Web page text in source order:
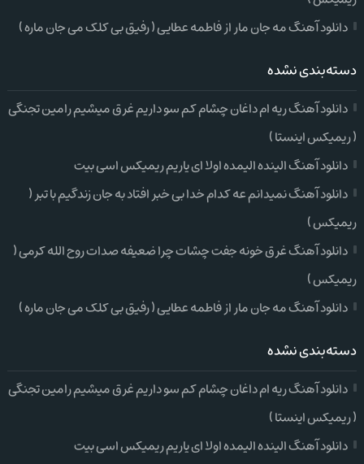
دانلود آهنگ مه جان مار از فاطمه عطایی ( رفیق بی کلک می جان ماره )
دسته‌بندی نشده
دانلود آهنگ ریه ام داغان چشام کم سو داریم غرق میشیم رامین تجنگی
( ریمیکس اینستا )
دانلود آهنگ الینده الیمده اولا ای یاریم ریمیکس اسی بیت
دانلود آهنگ نمیدانم عه کدام خدا بی خبر افتاد به جان زندگیم با تبر (
ریمیکس )
دانلود آهنگ غرق خونه جفت چشات چرا ضعیفه صدات روح الله کرمی (
ریمیکس )
دانلود آهنگ مه جان مار از فاطمه عطایی ( رفیق بی کلک می جان ماره )
دسته‌بندی نشده
دانلود آهنگ ریه ام داغان چشام کم سو داریم غرق میشیم رامین تجنگی
( ریمیکس اینستا )
دانلود آهنگ الینده الیمده اولا ای یاریم ریمیکس اسی بیت